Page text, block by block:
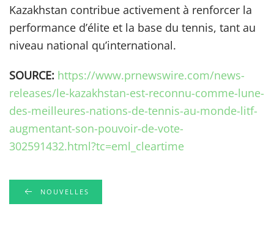
Kazakhstan contribue activement à renforcer la
performance d’élite et la base du tennis, tant au
niveau national qu’international.
SOURCE: https://www.prnewswire.com/news-
releases/le-kazakhstan-est-reconnu-comme-lune-
des-meilleures-nations-de-tennis-au-monde-litf-
augmentant-son-pouvoir-de-vote-
302591432.html?tc=eml_cleartime
NOUVELLES